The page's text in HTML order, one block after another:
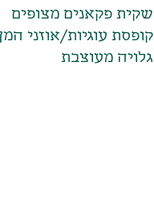
שקית פקאנים מצופים
קופסת עוגיות/אוזני
גלויה מעוצבת